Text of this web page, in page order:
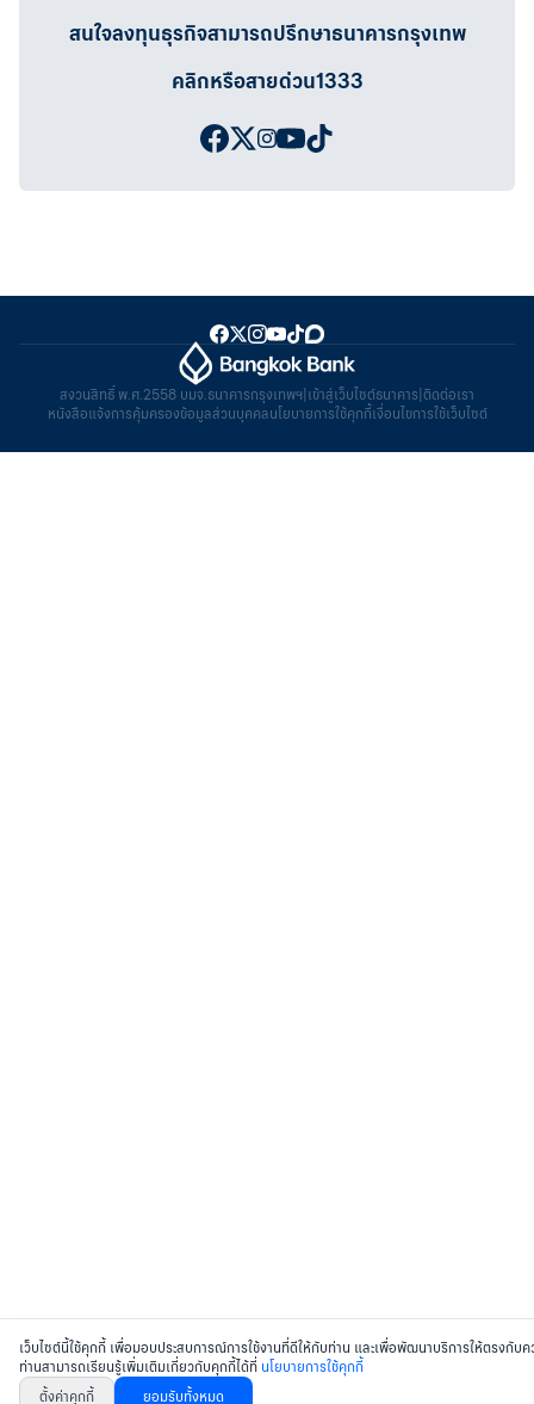
สนใจลงทุนธุรกิจสามารถปรึกษาธนาคารกรุงเทพ
คลิกหรือสายด่วน1333
สงวนสิทธิ์ พ.ศ.2558 บมจ.ธนาคารกรุงเทพฯ เข้าสู่เว็บไซต์ธนาคาร ติดต่อเรา
หนังสือแจ้งการคุ้มครองข้อมูลส่วนบุคคลนโยบายการใช้คุกกี้เงื่อนไขการใช้เว็บไซต์
เว็บไซต์นี้ใช้คุกกี้ เพื่อมอบประสบการณ์การใช้งานที่ดีให้กับท่าน และเพื่อพัฒนาบริการให้ตรงกับ
ท่านสามารถเรียนรู้เพิ่มเติมเกี่ยวกับคุกกี้ได้ที่ นโยบายการใช้คุกกี้
ตั้งค่าคุกกี้
ยอมรับทั้งหมด